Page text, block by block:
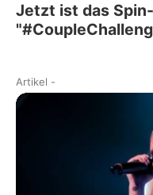
Jetzt ist das
Artikel -